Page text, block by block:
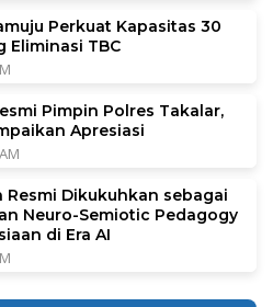
Perkuat Kapasitas 30
Eliminasi TBC
Pimpin Polres Takalar,
Apresiasi
Resmi Dikukuhkan sebagai
Neuro-Semiotic Pedagogy
di Era AI